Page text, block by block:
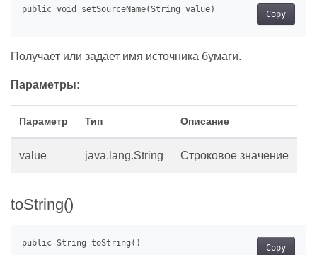
Copy
Получает или задает имя источника бумаги.
Параметры:
Параметр Тип Описание
value java.lang.String Строковое значение
toString()
Copy